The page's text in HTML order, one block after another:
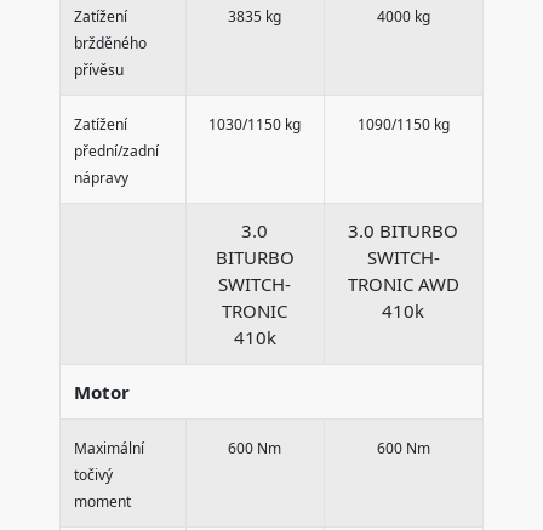
Zatížení
bržděného
přívěsu
3835 kg 4000 kg
Zatížení
přední/zadní
nápravy
1030/1150 kg 1090/1150 kg
3.0
BITURBO
SWITCH-
TRONIC
410k
3.0 BITURBO
SWITCH-
TRONIC AWD
410k
Motor
Maximální
točivý
moment
600 Nm 600 Nm